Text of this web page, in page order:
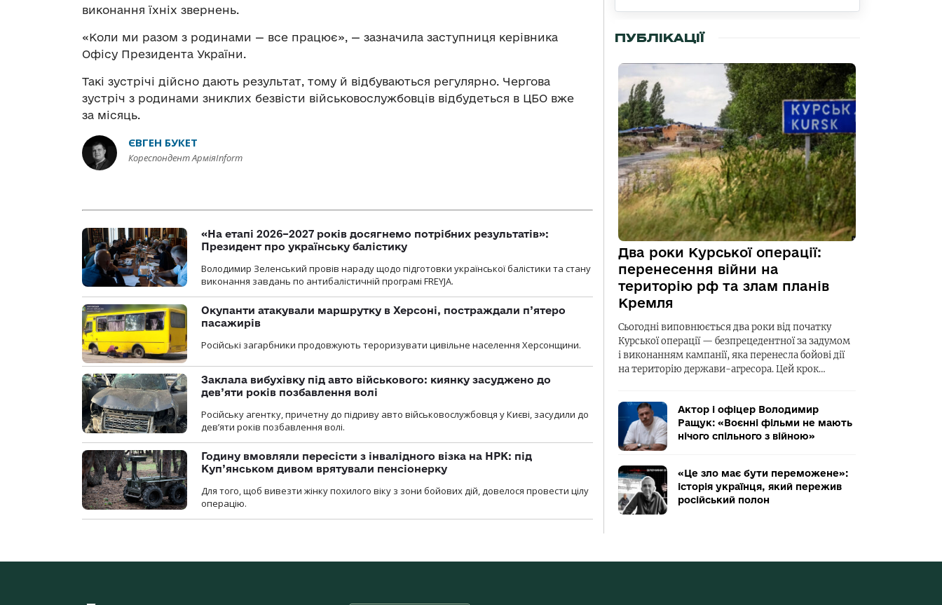
виконання їхніх звернень.
«Коли ми разом з родинами — все працює», — зазначила заступниця керівника
Офісу Президента України.
Такі зустрічі дійсно дають результат, тому й відбуваються регулярно. Чергова
зустріч з родинами зниклих безвісти військовослужбовців відбудеться в ЦБО вже
за місяць.
ЄВГЕН БУКЕТ
Кореспондент АрміяInform
«На етапі 2026–2027 років досягнемо потрібних результатів»:
Президент про українську балістику
Володимир Зеленський провів нараду щодо підготовки української балістики та стану
виконання завдань по антибалістичній програмі FREYJA.
Окупанти атакували маршрутку в Херсоні, постраждали п’ятеро
пасажирів
Російські загарбники продовжують тероризувати цивільне населення Херсонщини.
Заклала вибухівку під авто військового: киянку засуджено до
дев’яти років позбавлення волі
Російську агентку, причетну до підриву авто військовослужбовця у Києві, засудили до
дев’яти років позбавлення волі.
Годину вмовляли пересісти з інвалідного візка на НРК: під
Куп’янськом дивом врятували пенсіонерку
Для того, щоб вивезти жінку похилого віку з зони бойових дій, довелося провести цілу
операцію.
ПУБЛІКАЦІЇ
Два роки Курської операції:
перенесення війни на
територію рф та злам планів
Кремля
Сьогодні виповнюється два роки від початку
Курської операції — безпрецедентної за задумом
і виконанням кампанії, яка перенесла бойові дії
на територію держави-агресора. Цей крок…
Актор і офіцер Володимир
Ращук: «Воєнні фільми не мають
нічого спільного з війною»
«Це зло має бути переможене»:
історія українця, який пережив
російський полон